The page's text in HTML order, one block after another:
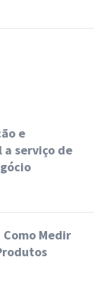
e
serviço de
Medir